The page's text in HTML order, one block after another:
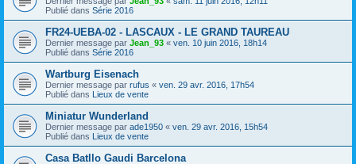
Publié dans Série 2016
FR24-UEBA-02 - LASCAUX - LE GRAND TAUREAU
Dernier message par Jean_93 « ven. 10 juin 2016, 18h14
Publié dans Série 2016
Wartburg Eisenach
Dernier message par rufus « ven. 29 avr. 2016, 17h54
Publié dans Lieux de vente
Miniatur Wunderland
Dernier message par ade1950 « ven. 29 avr. 2016, 15h54
Publié dans Lieux de vente
Casa Batllo Gaudi Barcelona